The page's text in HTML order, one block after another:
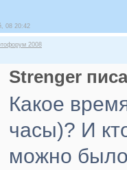
08 20:42
2008
Strenger
Какое
часы)? И
можно было